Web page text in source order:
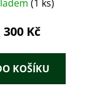
(1 ks)
300 Kč
KOŠÍKU